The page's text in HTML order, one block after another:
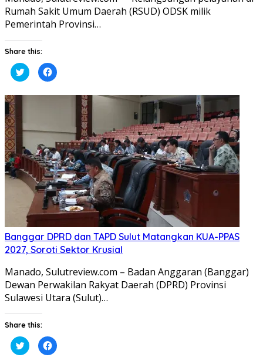
Rumah Sakit Umum Daerah (RSUD) ODSK milik
Pemerintah Provinsi…
Share this:
Klik
untuk
berbagi
Twitter(Membuka
Klik
untuk
Facebook(Membuka
Banggar DPRD dan TAPD Sulut Matangkan KUA-PPAS
2027, Soroti Sektor Krusial
Manado, Sulutreview.com – Badan Anggaran (Banggar) ​
Dewan Perwakilan Rakyat Daerah (DPRD) Provinsi
Sulawesi Utara (Sulut)…
Share this:
Klik
untuk
berbagi
Klik
untuk